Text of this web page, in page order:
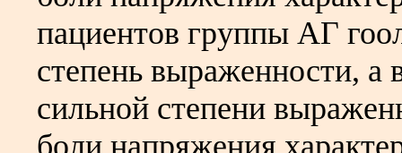
пациентов группы АГ
степень выраженности, а
сильной степени